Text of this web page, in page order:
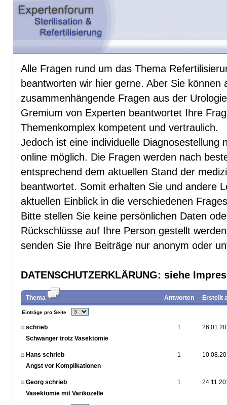
Alle Fragen rund um das Thema
beantworten wir hier gerne. Aber Sie können
zusammenhängende Fragen aus der
Gremium von Experten beantwortet Ihre
Themenkomplex kompetent und vertraulich.
Jedoch ist eine individuelle Diagnosestellung
online möglich. Die Fragen werden nach
entsprechend dem aktuellen Stand der
beantwortet. Somit erhalten Sie und andere
aktuellen Einblick in die verschiedenen
Bitte stellen Sie keine persönlichen Daten
Rückschlüsse auf Ihre Person gestellt
senden Sie Ihre Beiträge nur anonym oder
DATENSCHUTZERKLÄRUNG: siehe
Thema Antworten Erstellt
Einträge pro Seite
schrieb
Schwanger trotz Vasektomie
1
Hans schrieb
Angst vor Komplikationen
1
Georg schrieb
Vasektomie mit Varikozelle
1